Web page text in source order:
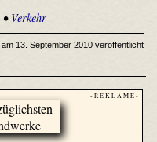
• Verkehr
am 13. September 2010 veröffentlicht
- R E K L A M E -